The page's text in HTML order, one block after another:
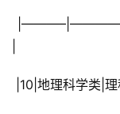
|10|地理科学类|